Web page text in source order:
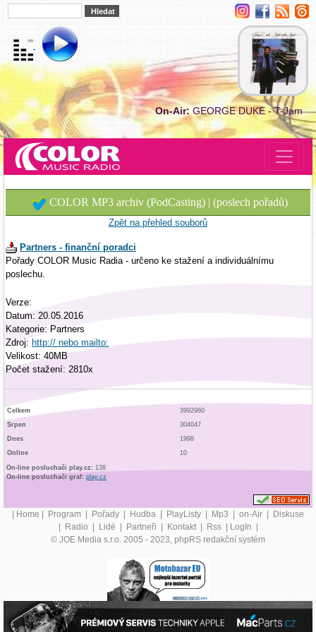
On-Air:GEORGE DUKE - T-Jam
COLOR MP3 archiv (PodCasting) | (poslech pořadů)
Zpět na přehled souborů
Partners - finanční poradci
Pořady COLOR Music Radia - určeno ke stažení a individuálnímu
poslechu.
Verze:
Datum: 20.05.2016
Kategorie: Partners
Zdroj: http:// nebo mailto:
Velikost: 40MB
Počet stažení: 2810x
Celkem
3992960
Srpen
304047
Dnes
1998
Online
10
On-line posluchači play.cz: 138
On-line posluchači graf: play.cz
| Home | Program | Pořady | Hudba | PlayListy | Mp3 | on-Air | Diskuse
| Radio | Lidé | Partneři | Kontakt | Rss | LogIn |
© JOE Media s.r.o. 2005 - 2023, phpRS redakční systém